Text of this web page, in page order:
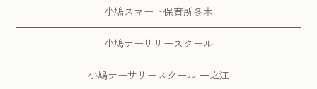
小鳩スマート保育所冬木
小鳩ナーサリースクール
小鳩ナーサリースクール 一之江